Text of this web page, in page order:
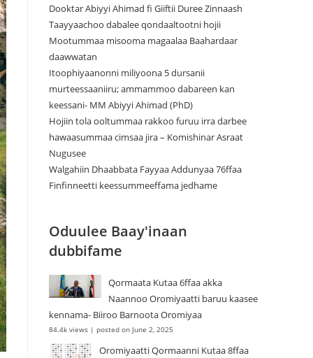
Dooktar Abiyyi Ahimad fi Giiftii Duree Zinnaash
Taayyaachoo dabalee qondaaltootni hojii
Mootummaa misooma magaalaa Baahardaar
daawwatan
Itoophiyaanonni miliyoona 5 dursanii
murteessaaniiru; ammammoo dabareen kan
keessani- MM Abiyyi Ahimad (PhD)
Hojiin tola ooltummaa rakkoo furuu irra darbee
hawaasummaa cimsaa jira – Komishinar Asraat
Nugusee
Walgahiin Dhaabbata Fayyaa Addunyaa 76ffaa
Finfinneetti keessummeeffama jedhame
Oduulee Baay'inaan
dubbifame
Qormaata Kutaa 6ffaa akka
Naannoo Oromiyaatti baruu kaasee
kennama- Biiroo Barnoota Oromiyaa
84.4k views | posted on June 2, 2025
Oromiyaatti Qormaanni Kutaa 8ffaa